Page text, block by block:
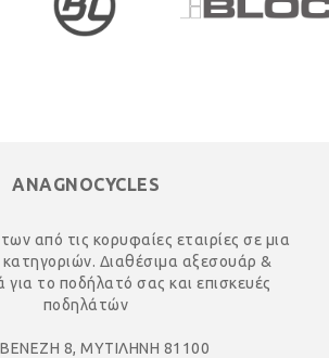
ANAGNOCYCLES
από τις κορυφαίες εταιρίες σε μια
Διαθέσιμα αξεσουάρ &
για το ποδήλατό σας και επισκευές
ποδηλάτών
ΒΕΝΕΖΗ 8, ΜΥΤΙΛΗΝΗ 81100